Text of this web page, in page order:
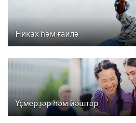
Никах һәм ғаилә
Үҫмерҙәр һәм йәштәр